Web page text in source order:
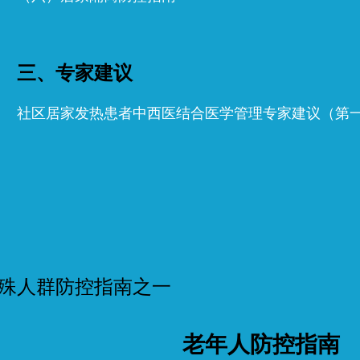
三、专家建议
社区居家发热患者中西医结合医学管理专家建议（第
人群防控指南之一
老年人防控指南